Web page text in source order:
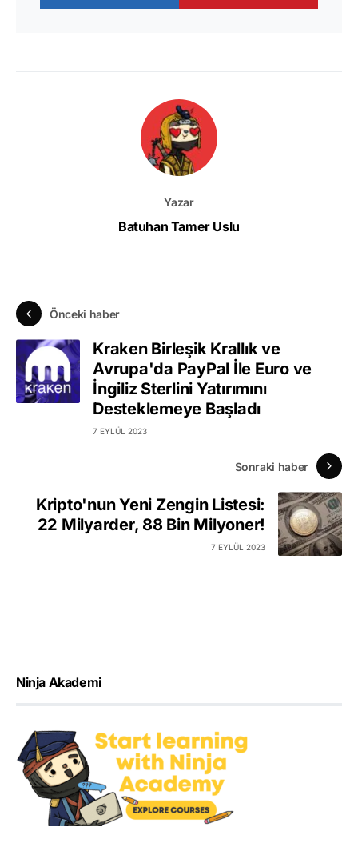
Yazar
Batuhan Tamer Uslu
Önceki haber
Kraken Birleşik Krallık ve
Avrupa'da PayPal İle Euro ve
İngiliz Sterlini Yatırımını
Desteklemeye Başladı
7 EYLÜL 2023
Sonraki haber
Kripto'nun Yeni Zengin Listesi:
22 Milyarder, 88 Bin Milyoner!
7 EYLÜL 2023
Ninja Akademi